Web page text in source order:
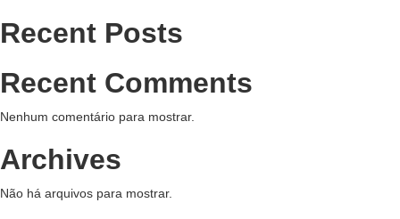
Recent Posts
Recent Comments
Nenhum comentário para mostrar.
Archives
Não há arquivos para mostrar.